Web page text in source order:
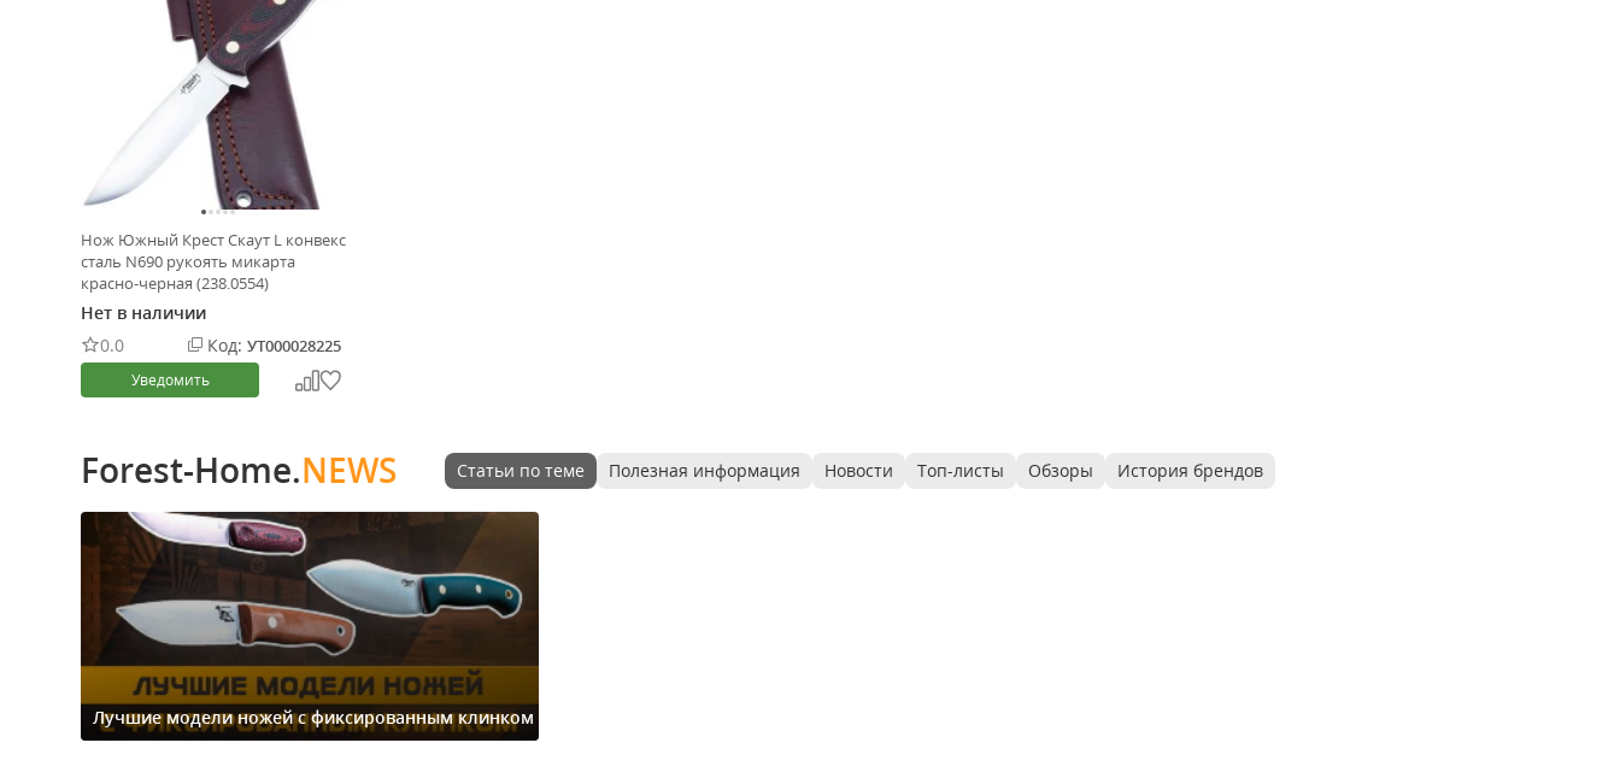
Нож Южный Крест Скаут L конвекс
сталь N690 рукоять микарта
красно-черная (238.0554)
Нет в наличии
0.0
Код: УТ000028225
Уведомить
Forest-Home.NEWS Статьи по теме Полезная информация Новости Топ-листы Обзоры История брендов
Лучшие модели ножей с фиксированным клинком